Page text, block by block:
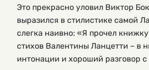
Это прекрасно уловил Виктор
выразился в стилистике самой
слегка наивно: «Я прочел
стихов Валентины Ланцетти – в
интонации и хороший разговор